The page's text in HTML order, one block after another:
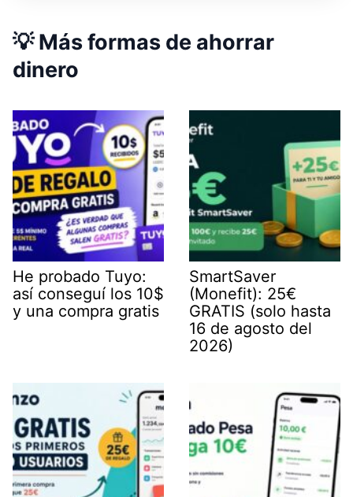
💡 Más formas de ahorrar
dinero
He probado Tuyo:
así conseguí los 10$
y una compra gratis
SmartSaver
(Monefit): 25€
GRATIS (solo hasta
16 de agosto del
2026)